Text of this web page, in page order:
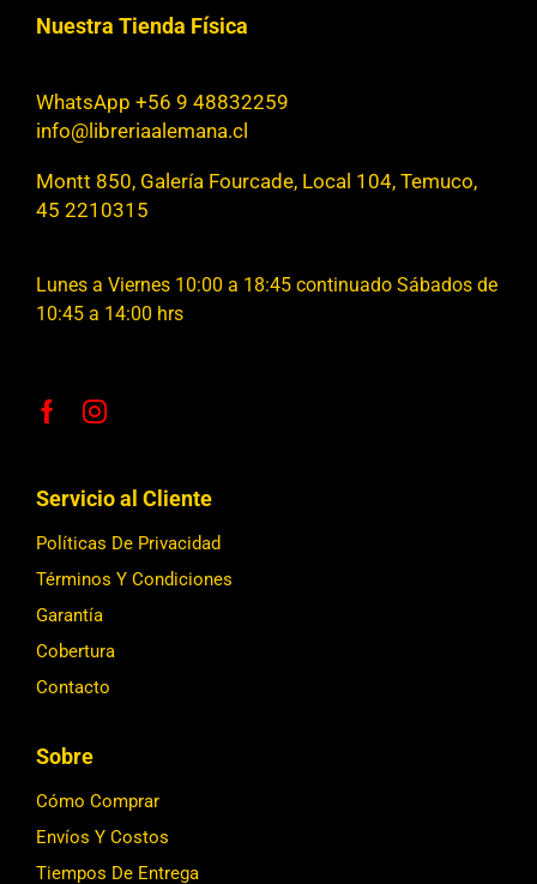
Nuestra Tienda Física
WhatsApp +56 9 48832259
info@libreriaalemana.cl
Montt 850, Galería Fourcade, Local 104, Temuco,
45 2210315
Lunes a Viernes 10:00 a 18:45 continuado Sábados de
10:45 a 14:00 hrs
Servicio al Cliente
Políticas De Privacidad
Términos Y Condiciones
Garantía
Cobertura
Contacto
Sobre
Cómo Comprar
Envíos Y Costos
Tiempos De Entrega